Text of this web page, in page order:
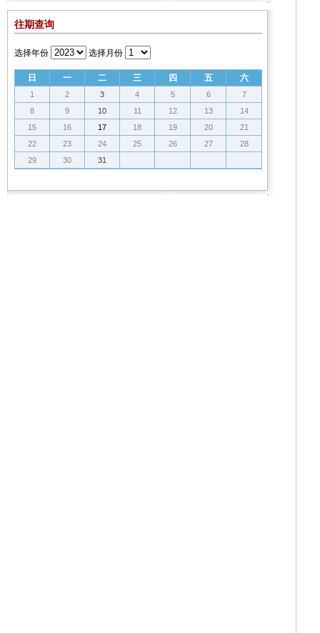
往期查询
选择年份 选择月份
日 一 二 三 四 五 六
1 2 3 4 5 6
7
8
9 10 11 12 13
14
15
16 17 18 19 20
21
22
23 24 25 26 27
28
29
30 31